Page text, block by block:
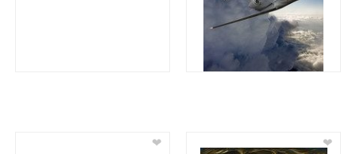
❤ ❤